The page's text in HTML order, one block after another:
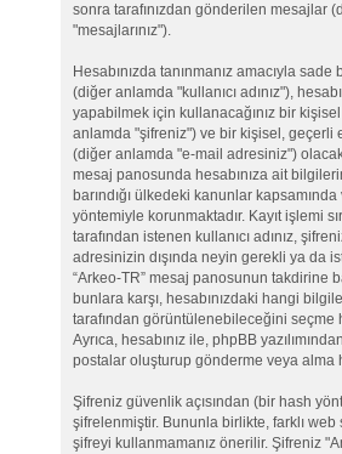
sonra tarafınızdan gönderilen mesajlar
"mesajlarınız").
Hesabınızda tanınmanız amacıyla
(diğer anlamda "kullanıcı adınız"),
yapabilmek için kullanacağınız bir
anlamda "şifreniz") ve bir kişisel, geçerli
(diğer anlamda "e-mail adresiniz")
mesaj panosunda hesabınıza ait
barındığı ülkedeki kanunlar
yöntemiyle korunmaktadır. Kayıt işlemi
tarafından istenen kullanıcı adınız,
adresinizin dışında neyin gerekli ya da
“Arkeo-TR” mesaj panosunun takdirine
bunlara karşı, hesabınızdaki hangi
tarafından görüntülenebileceğini seçme
Ayrıca, hesabınız ile, phpBB
postalar oluşturup gönderme veya alma
Şifreniz güvenlik açısından (bir hash
şifrelenmiştir. Bununla birlikte, farklı web
şifreyi kullanmamanız önerilir. Şifreniz